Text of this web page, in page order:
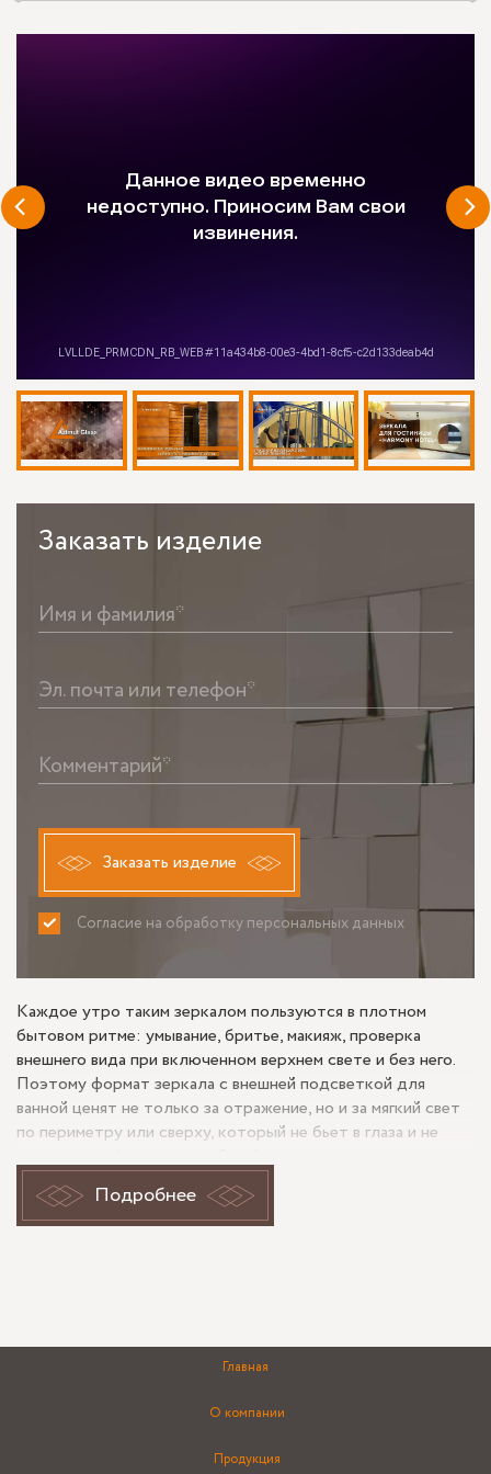
Заказать изделие
Имя и фамилия*
Эл. почта или телефон*
Комментарий*
Заказать изделие
Согласие на обработку персональных данных
ПРИНИМАЮ НЕ ПРИНИМАЮ
Каждое утро таким зеркалом пользуются в плотном
бытовом ритме: умывание, бритье, макияж, проверка
внешнего вида при включенном верхнем свете и без него.
Поэтому формат зеркала с внешней подсветкой для
ванной ценят не только за отражение, но и за мягкий свет
по периметру или сверху, который не бьет в глаза и не
особенно важны пропорции полотна: слишком узкое
зеркало дробит стену, слишком крупное может спорить с
тумбой, шкафом и швами отделки.
У зеркала с внешней подсветкой в ванную комнату есть
полосой: источник света читается как отдельный
установки, выводом электрики и привычным сценарием
Подробнее
Главная
О компании
Продукция